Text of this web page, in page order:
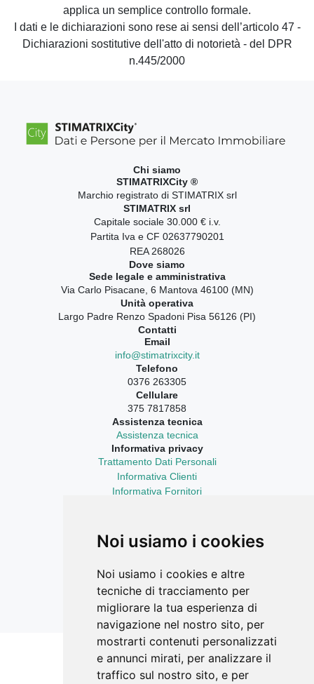
Noi usiamo i cookies
Noi usiamo i cookies e altre
tecniche di tracciamento per
migliorare la tua esperienza di
navigazione nel nostro sito, per
mostrarti contenuti personalizzati
e annunci mirati, per analizzare il
traffico sul nostro sito, e per
applica un semplice controllo formale.
I dati e le dichiarazioni sono rese ai sensi dell’articolo 47 -
Dichiarazioni sostitutive dell'atto di notorietà - del DPR
n.445/2000
Chi siamo
STIMATRIXCity ®
Marchio registrato di STIMATRIX srl
STIMATRIX srl
Capitale sociale 30.000 € i.v.
Partita Iva e CF 02637790201
REA 268026
Dove siamo
Sede legale e amministrativa
Via Carlo Pisacane, 6 Mantova 46100 (MN)
Unità operativa
Largo Padre Renzo Spadoni Pisa 56126 (PI)
Contatti
Email
info@stimatrixcity.it
Telefono
0376 263305
Cellulare
375 7817858
Assistenza tecnica
Assistenza tecnica
Informativa privacy
Trattamento Dati Personali
Informativa Clienti
Informativa Fornitori
LinkedIn
Facebook Ricerca Compravendite
Instagram
YouTube
Siti correlati